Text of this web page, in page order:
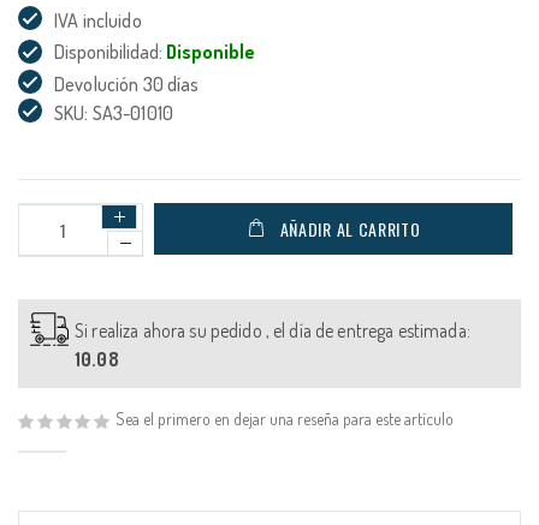
IVA incluido
Disponibilidad: Disponible
Devolución 30 días
SKU: SA3-01010
AÑADIR AL CARRITO
Si realiza ahora su pedido , el día de entrega estimada:
10.08
Sea el primero en dejar una reseña para este artículo